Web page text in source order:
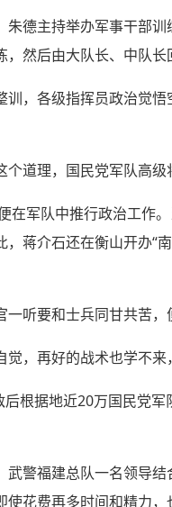
朱德主持举办军事干部
然后由大队长、中队长
训，各级指挥员政治觉
道理，国民党军队高级
在军队中推行政治工作
，蒋介石还在衡山开办“
一听要和士兵同甘共苦
，再好的战术也学不来
根据地近20万国民党
武警福建总队一名领导
使花费再多时间和精力